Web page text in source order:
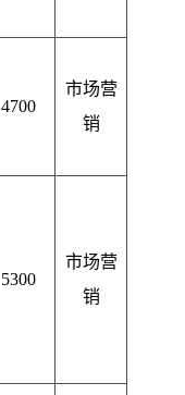
4700
市场营
销
5300
市场营
销